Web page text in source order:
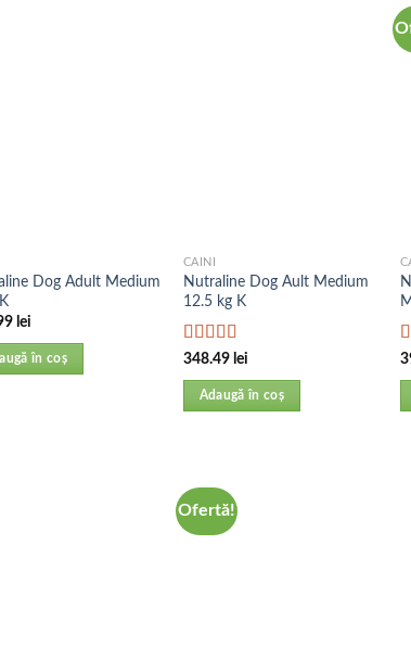
Dog Adult Medium
lei
în coș
CAINI
Nutraline Dog Ault Medium
12.5 kg K
Evaluat la
348.49 lei
Adaugă în coș
Ofertă!